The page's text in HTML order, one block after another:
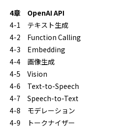
4章 OpenAI API
4-1 テキスト生成
4-2 Function Calling
4-3 Embedding
4-4 画像生成
4-5 Vision
4-6 Text-to-Speech
4-7 Speech-to-Text
4-8 モデレーション
4-9 トークナイザー